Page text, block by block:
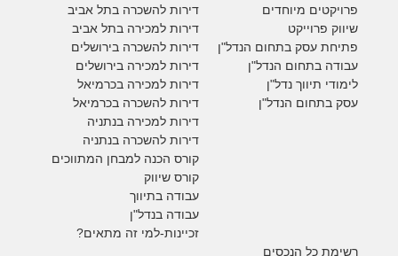
דירות להשכרה בתל אביב
דירות למכירה בתל אביב
דירות להשכרה בירושלים
דירות למכירה בירושלים
דירות למכירה בכרמיאל
דירות להשכרה בכרמיאל
דירות למכירה בנתניה
דירות להשכרה בנתניה
קורס הכנה למבחן המתווכים
קורס שיווק
עבודה בתיווך
עבודה בנדל"ן
זכיינות-למי זה מתאים?
פרויקטים מיוחדים
שיווק פרוייקט
פתיחת עסק בתחום הנדל"ן
עבודה בתחום הנדל"ן
לימודי תיווך נדל"ן
עסק בתחום הנדל"ן
רשימת כל הנכסים